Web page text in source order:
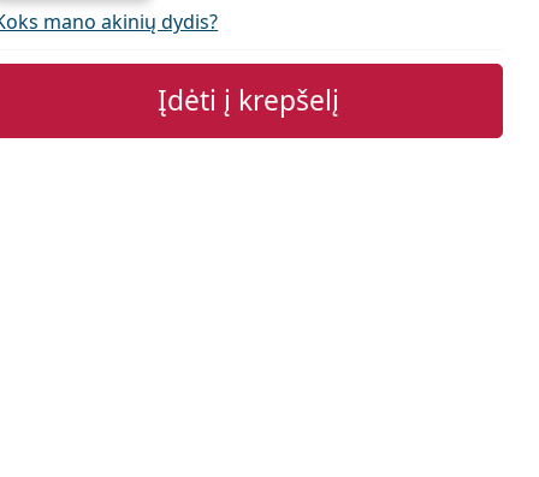
mano akinių dydis?
Įdėti į krepšelį